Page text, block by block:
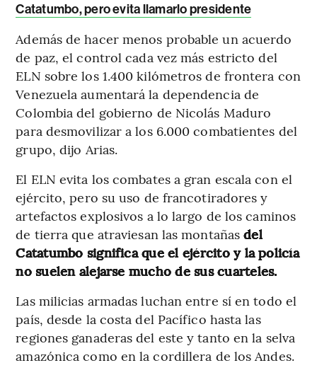
Catatumbo, pero evita llamarlo presidente
Además de hacer menos probable un acuerdo
de paz, el control cada vez más estricto del
ELN sobre los 1.400 kilómetros de frontera con
Venezuela aumentará la dependencia de
Colombia del gobierno de Nicolás Maduro
para desmovilizar a los 6.000 combatientes del
grupo, dijo Arias.
El ELN evita los combates a gran escala con el
ejército, pero su uso de francotiradores y
artefactos explosivos a lo largo de los caminos
de tierra que atraviesan las montañasdel
Catatumbo significa que el ejército y la policía
no suelen alejarse mucho de sus cuarteles.
Las milicias armadas luchan entre sí en todo el
país, desde la costa del Pacífico hasta las
regiones ganaderas del este y tanto en la selva
amazónica como en la cordillera de los Andes.